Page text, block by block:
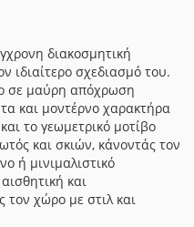
διακοσμητική
ιδιαίτερο σχεδιασμό του.
σε μαύρη απόχρωση
και μοντέρνο χαρακτήρα
το γεωμετρικό μοτίβο
και σκιών, κάνοντάς τον
ή μινιμαλιστικό
και
τον χώρο με στιλ και